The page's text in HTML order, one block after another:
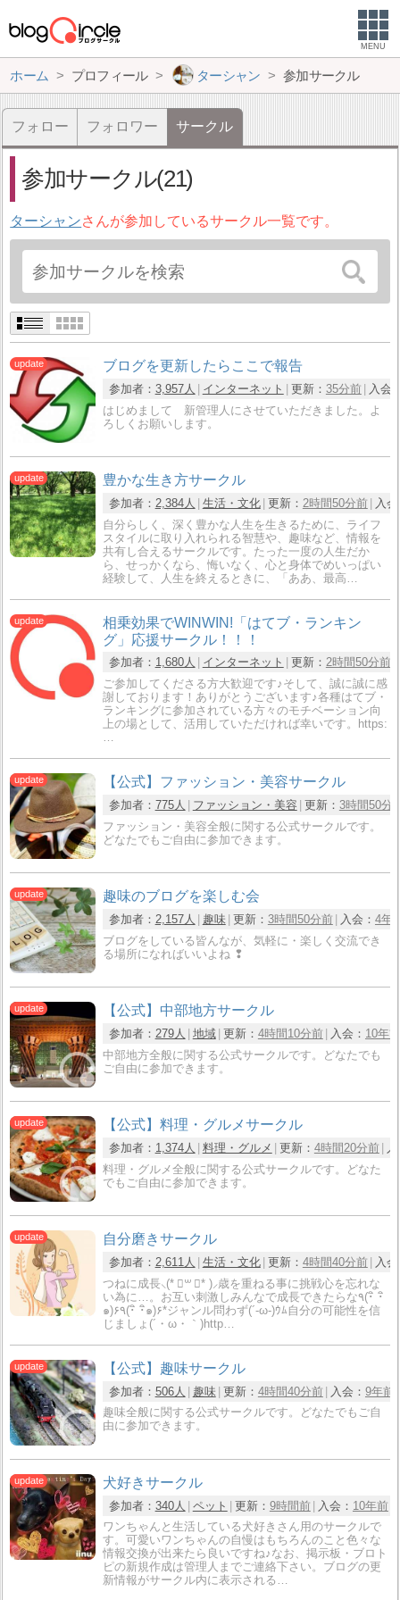
MENU
ホーム プロフィール ターシャン 参加サークル
フォロー フォロワー サークル
参加サークル(21)
ターシャンさんが参加しているサークル一覧です。
ブログを更新したらここで報告
参加者： 3,957人 インターネット 更新： 35分前
入会
はじめまして 新管理人にさせていただきました。よ
ろしくお願いします。
豊かな生き方サークル
参加者： 2,384人 生活・文化 更新： 2時間50分前
入
自分らしく、深く豊かな人生を生きるために、ライフ
スタイルに取り入れられる智慧や、趣味など、情報を
共有し合えるサークルです。たった一度の人生だか
ら、せっかくなら、悔いなく、心と身体でめいっぱい
経験して、人生を終えるときに、「ああ、最高…
相乗効果でWINWIN!「はてブ・ランキン
グ」応援サークル！！！
参加者： 1,680人 インターネット 更新： 2時間50分前
ご参加してくださる方大歓迎です♪そして、誠に誠に感
謝しております！ありがとうございます♪各種はてブ・
ランキングに参加されている方々のモチベーション向
上の場として、活用していただければ幸いです。https:
…
【公式】ファッション・美容サークル
参加者： 775人 ファッション・美容 更新： 3時間50分
ファッション・美容全般に関する公式サークルです。
どなたでもご自由に参加できます。
趣味のブログを楽しむ会
参加者： 2,157人 趣味 更新： 3時間50分前 入会： 4年
ブログをしている皆んなが、気軽に・楽しく交流でき
る場所になればいいよね ❢
【公式】中部地方サークル
参加者： 279人 地域 更新： 4時間10分前 入会： 10年前
中部地方全般に関する公式サークルです。どなたでも
ご自由に参加できます。
【公式】料理・グルメサークル
参加者： 1,374人 料理・グルメ 更新： 4時間20分前
料理・グルメ全般に関する公式サークルです。どなた
でもご自由に参加できます。
自分磨きサークル
参加者： 2,611人 生活・文化 更新： 4時間40分前
入
つねに成長⸜(* ॑꒳ ॑* )⸝歳を重ねる事に挑戦心を忘れな
い為に…。お互い刺激しみんなで成長できたらな٩(･ิ ･ิ
๑)۶٩(･ิ ･ิ๑)۶*ジャンル問わず(´-ω-)ｳﾑ自分の可能性を信
じましょ(´・ω・｀)http…
【公式】趣味サークル
参加者： 506人 趣味 更新： 4時間40分前 入会： 9年前
趣味全般に関する公式サークルです。どなたでもご自
由に参加できます。
犬好きサークル
参加者： 340人 ペット 更新： 9時間前 入会： 10年前
ワンちゃんと生活している犬好きさん用のサークルで
す。可愛いワンちゃんの自慢はもちろんのこと色々な
情報交換が出来たら良いですね♪なお、掲示板・ブロト
ピの新規作成は管理人までご連絡下さい。ブログの更
新情報がサークル内に表示される…